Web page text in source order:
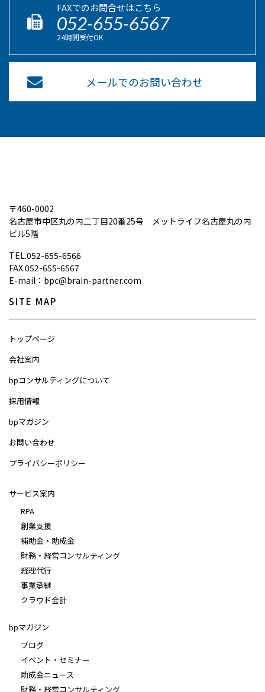
FAXでのお問合せはこちら
052-655-6567
24時間受付OK
メールでのお問い合わせ
〒460-0002
名古屋市中区丸の内二丁目20番25号 メットライフ名古屋丸の内
ビル5階
TEL.052-655-6566
FAX.052-655-6567
E-mail：bpc@brain-partner.com
SITE MAP
トップページ
会社案内
bpコンサルティングについて
採用情報
bpマガジン
お問い合わせ
プライバシーポリシー
サービス案内
RPA
創業支援
補助金・助成金
財務・経営コンサルティング
経理代行
事業承継
クラウド会計
bpマガジン
ブログ
イベント・セミナー
助成金ニュース
財務・経営コンサルティング